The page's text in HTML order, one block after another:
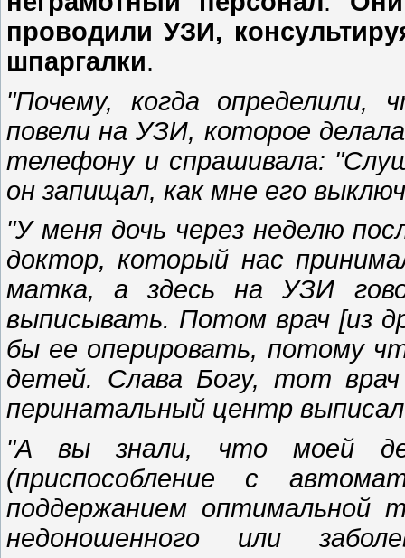
проводили УЗИ,
шпаргалки.
"Почему, когда определили,
повели на УЗИ, которое
телефону и спрашивала:
он запищал, как мне его
"У меня дочь через неделю
доктор, который нас
матка, а здесь на УЗИ
выписывать. Потом врач [из
бы ее оперировать, потому
детей. Слава Богу, тот
перинатальный центр
"А вы знали, что моей
(приспособление с
поддержанием
недоношенного или